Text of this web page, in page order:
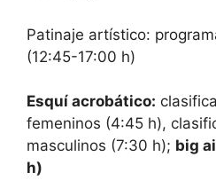
Patinaje artístico:
(12:45-17:00 h)
Esquí acrobático:
femeninos (4:45 h),
masculinos (7:30 h); big
h)